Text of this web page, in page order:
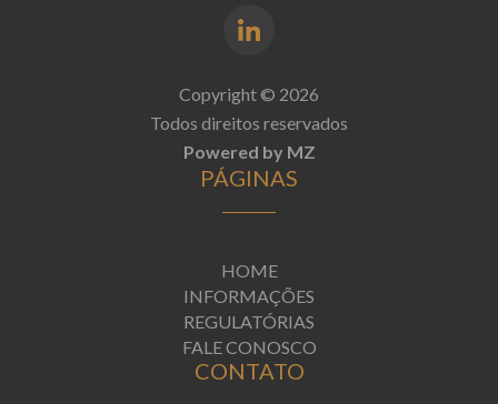
Copyright © 2026
Todos direitos reservados
Powered by MZ
PÁGINAS
HOME
INFORMAÇÕES
REGULATÓRIAS
FALE CONOSCO
CONTATO